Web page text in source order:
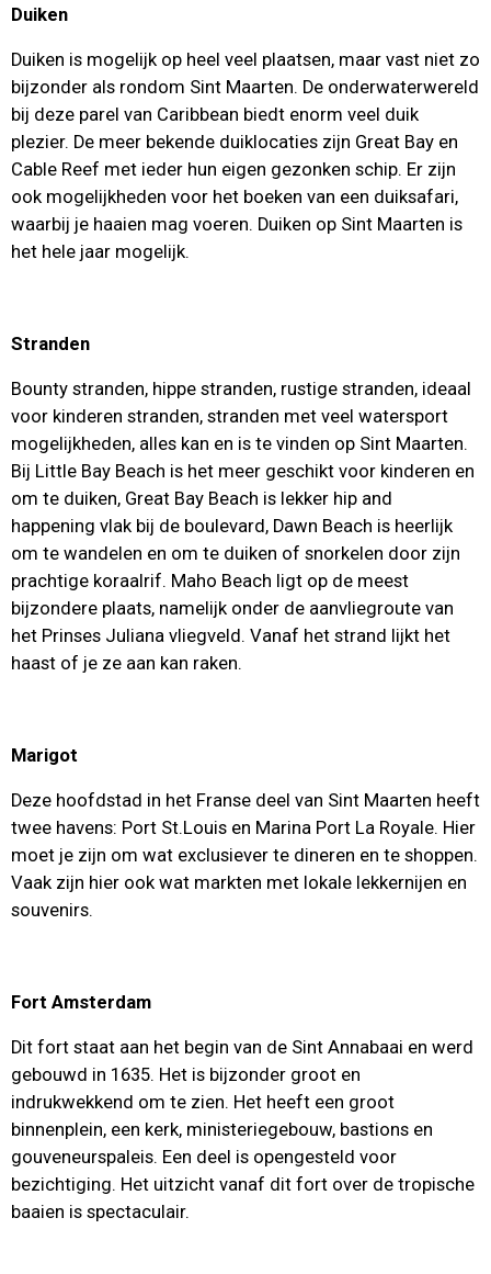
Duiken
Duiken is mogelijk op heel veel plaatsen, maar vast niet zo
bijzonder als rondom Sint Maarten. De onderwaterwereld
bij deze parel van Caribbean biedt enorm veel duik
plezier. De meer bekende duiklocaties zijn Great Bay en
Cable Reef met ieder hun eigen gezonken schip. Er zijn
ook mogelijkheden voor het boeken van een duiksafari,
waarbij je haaien mag voeren. Duiken op Sint Maarten is
het hele jaar mogelijk.
Stranden
Bounty stranden, hippe stranden, rustige stranden, ideaal
voor kinderen stranden, stranden met veel watersport
mogelijkheden, alles kan en is te vinden op Sint Maarten.
Bij Little Bay Beach is het meer geschikt voor kinderen en
om te duiken, Great Bay Beach is lekker hip and
happening vlak bij de boulevard, Dawn Beach is heerlijk
om te wandelen en om te duiken of snorkelen door zijn
prachtige koraalrif. Maho Beach ligt op de meest
bijzondere plaats, namelijk onder de aanvliegroute van
het Prinses Juliana vliegveld. Vanaf het strand lijkt het
haast of je ze aan kan raken.
Marigot
Deze hoofdstad in het Franse deel van Sint Maarten heeft
twee havens: Port St.Louis en Marina Port La Royale. Hier
moet je zijn om wat exclusiever te dineren en te shoppen.
Vaak zijn hier ook wat markten met lokale lekkernijen en
souvenirs.
Fort Amsterdam
Dit fort staat aan het begin van de Sint Annabaai en werd
gebouwd in 1635. Het is bijzonder groot en
indrukwekkend om te zien. Het heeft een groot
binnenplein, een kerk, ministeriegebouw, bastions en
gouveneurspaleis. Een deel is opengesteld voor
bezichtiging. Het uitzicht vanaf dit fort over de tropische
baaien is spectaculair.